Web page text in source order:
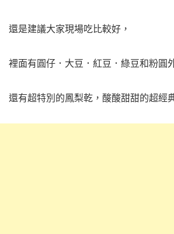
還是建議大家現場吃比較好，
裡面有圓仔．大豆．紅豆．綠豆和粉圓
還有超特別的鳳梨乾，酸酸甜甜的超經